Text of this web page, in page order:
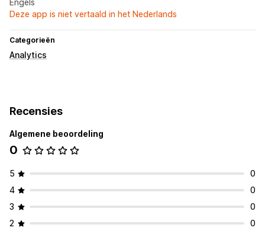
Engels
Deze app is niet vertaald in het Nederlands
Categorieën
Analytics
Recensies
Algemene beoordeling
0
5
0
4
0
3
0
2
0